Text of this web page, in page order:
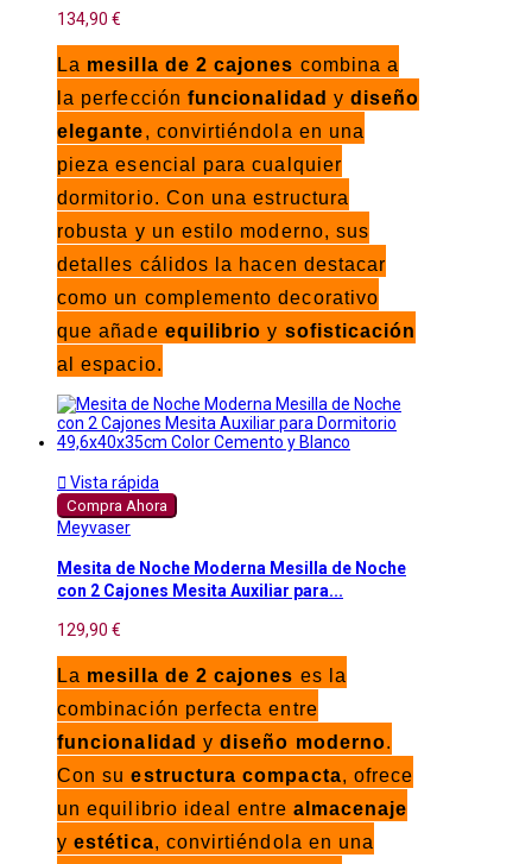
134,90 €
La mesilla de 2 cajones combina a
la perfección funcionalidad ydiseño
elegante, convirtiéndola en una
pieza esencial para cualquier
dormitorio. Con una estructura
robusta y un estilo moderno, sus
detalles cálidos la hacen destacar
como un complemento decorativo
que añade equilibrio y sofisticación
al espacio.
 Vista rápida
Compra Ahora
Meyvaser
Mesita de Noche Moderna Mesilla de Noche
con 2 Cajones Mesita Auxiliar para...
129,90 €
La mesilla de 2 cajones es la
combinación perfecta entre
funcionalidad ydiseño moderno.
Con suestructura compacta, ofrece
un equilibrio ideal entre almacenaje
yestética, convirtiéndola en una